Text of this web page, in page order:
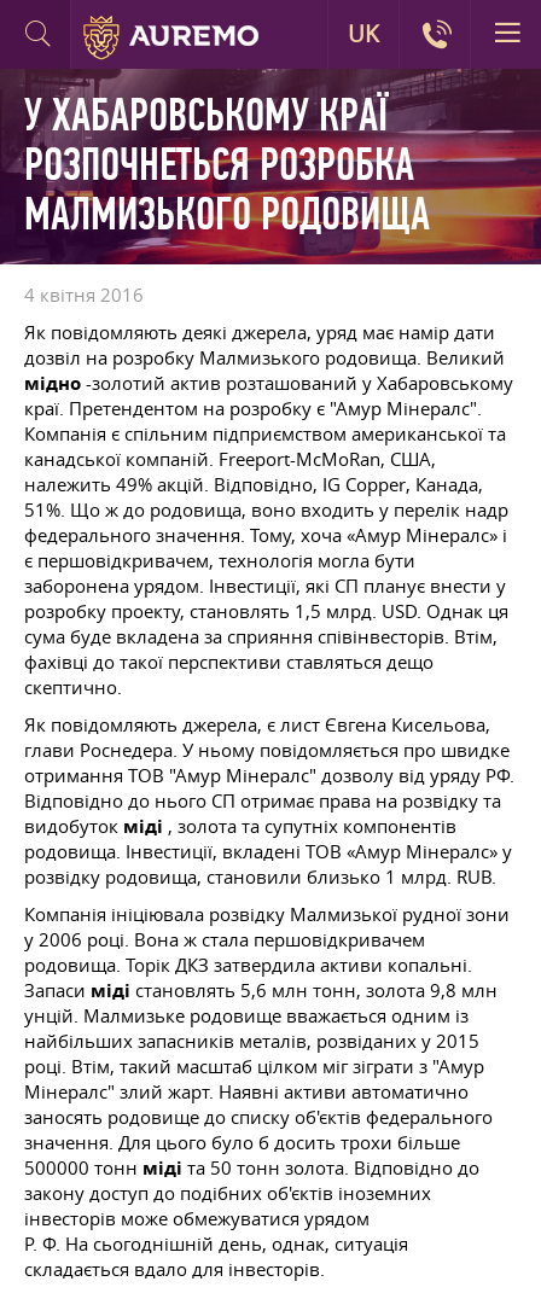
У ХАБАРОВСЬКОМУ КРАЇ
РОЗПОЧНЕТЬСЯ РОЗРОБКА
МАЛМИЗЬКОГО РОДОВИЩА
4 квітня 2016
Як повідомляють деякі джерела, уряд має намір дати
дозвіл на розробку Малмизького родовища. Великий
мідно -золотий актив розташований у Хабаровському
краї. Претендентом на розробку є "Амур Мінералс".
Компанія є спільним підприємством американської та
канадської компаній. Freeport-McMoRan, США,
належить 49% акцій. Відповідно, IG Copper, Канада,
51%. Що ж до родовища, воно входить у перелік надр
федерального значення. Тому, хоча «Амур Мінералс» і
є першовідкривачем, технологія могла бути
заборонена урядом. Інвестиції, які СП планує внести у
розробку проекту, становлять 1,5 млрд. USD. Однак ця
сума буде вкладена за сприяння співінвесторів. Втім,
фахівці до такої перспективи ставляться дещо
скептично.
Як повідомляють джерела, є лист Євгена Кисельова,
глави Роснедера. У ньому повідомляється про швидке
отримання ТОВ "Амур Мінералс" дозволу від уряду РФ.
Відповідно до нього СП отримає права на розвідку та
видобуток міді , золота та супутніх компонентів
родовища. Інвестиції, вкладені ТОВ «Амур Мінералс» у
розвідку родовища, становили близько 1 млрд. RUB.
Компанія ініціювала розвідку Малмизької рудної зони
у 2006 році. Вона ж стала першовідкривачем
родовища. Торік ДКЗ затвердила активи копальні.
Запаси міді становлять 5,6 млн тонн, золота 9,8 млн
унцій. Малмизьке родовище вважається одним із
найбільших запасників металів, розвіданих у 2015
році. Втім, такий масштаб цілком міг зіграти з "Амур
Мінералс" злий жарт. Наявні активи автоматично
заносять родовище до списку об'єктів федерального
значення. Для цього було б досить трохи більше
500000 тонн міді та 50 тонн золота. Відповідно до
закону доступ до подібних об'єктів іноземних
інвесторів може обмежуватися урядом
Р. Ф. На сьогоднішній день, однак, ситуація
складається вдало для інвесторів.
UK